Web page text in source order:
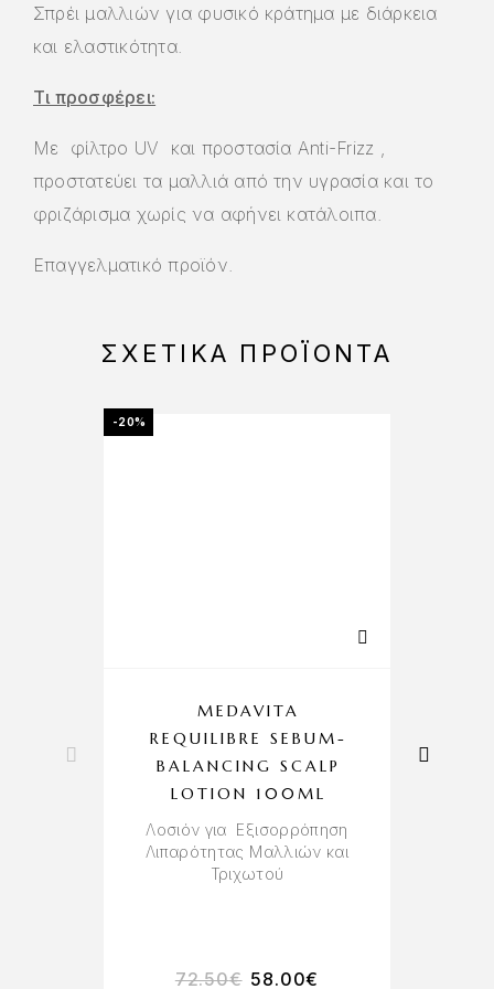
Σπρέι μαλλιών για φυσικό κράτημα με διάρκεια
και ελαστικότητα.
Τι προσφέρει:
Με φίλτρο UV και προστασία Anti-Frizz ,
προστατεύει τα μαλλιά από την υγρασία και το
φριζάρισμα χωρίς να αφήνει κατάλοιπα.
Επαγγελματικό προϊόν.
ΣΧΕΤΙΚΆ ΠΡΟΪΌΝΤΑ
-20%
MEDAVITA
REQUILIBRE SEBUM-
BALANCING SCALP
LOTION 100ML
Λοσιόν για Εξισορρόπηση
Λιπαρότητας Μαλλιών και
Τριχωτού
72.50€ 58.00€